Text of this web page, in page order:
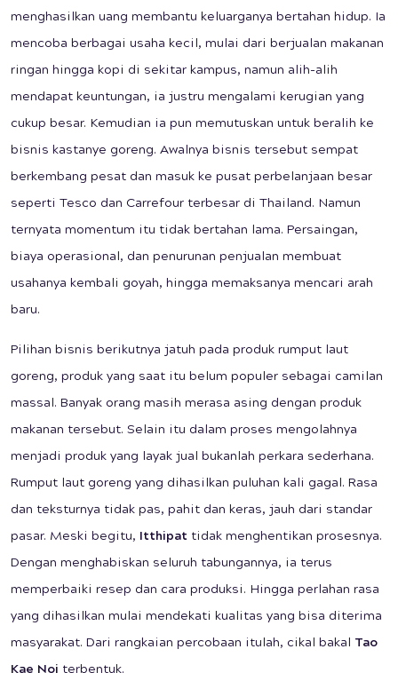
menghasilkan uang membantu keluarganya bertahan hidup. Ia
mencoba berbagai usaha kecil, mulai dari berjualan makanan
ringan hingga kopi di sekitar kampus, namun alih-alih
mendapat keuntungan, ia justru mengalami kerugian yang
cukup besar. Kemudian ia pun memutuskan untuk beralih ke
bisnis kastanye goreng. Awalnya bisnis tersebut sempat
berkembang pesat dan masuk ke pusat perbelanjaan besar
seperti Tesco dan Carrefour terbesar di Thailand. Namun
ternyata momentum itu tidak bertahan lama. Persaingan,
biaya operasional, dan penurunan penjualan membuat
usahanya kembali goyah, hingga memaksanya mencari arah
baru.
Pilihan bisnis berikutnya jatuh pada produk rumput laut
goreng, produk yang saat itu belum populer sebagai camilan
massal. Banyak orang masih merasa asing dengan produk
makanan tersebut. Selain itu dalam proses mengolahnya
menjadi produk yang layak jual bukanlah perkara sederhana.
Rumput laut goreng yang dihasilkan puluhan kali gagal. Rasa
dan teksturnya tidak pas, pahit dan keras, jauh dari standar
pasar. Meski begitu, Itthipat tidak menghentikan prosesnya.
Dengan menghabiskan seluruh tabungannya, ia terus
memperbaiki resep dan cara produksi. Hingga perlahan rasa
yang dihasilkan mulai mendekati kualitas yang bisa diterima
masyarakat. Dari rangkaian percobaan itulah, cikal bakal Tao